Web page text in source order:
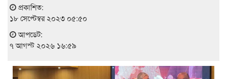
প্রকাশিত:
১৮ সেপ্টেম্বর ২০২৩ ০৫:৫০
আপডেট:
৭ আগস্ট ২০২৬ ১৬:৫৯